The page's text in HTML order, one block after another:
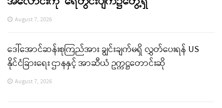
August 7, 2026
ဒေါ်အောင်ဆန်းစုကြည်အား ချွင်းချက်မရှိ လွှတ်ပေးရန် US
နိုင်ငံခြားရေး ဌာနနှင့် အာဆီယံ ဥက္ကဋ္ဌတောင်းဆို
August 7, 2026